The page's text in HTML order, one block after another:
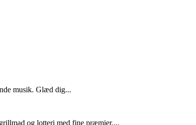
musik. Glæd dig...
og lotteri med fine præmier....